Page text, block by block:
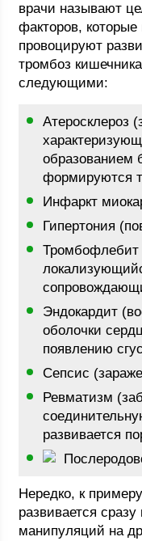
врачи называют
факторов,
провоцируют
тромбоз
следующими:
Атеросклероз
образованием
формируются
Инфаркт
Гипертония
Тромбофлебит
Эндокардит
оболочки
появлению
Сепсис
Ревматизм
развивается
Нередко, к
развивается
манипуляций на